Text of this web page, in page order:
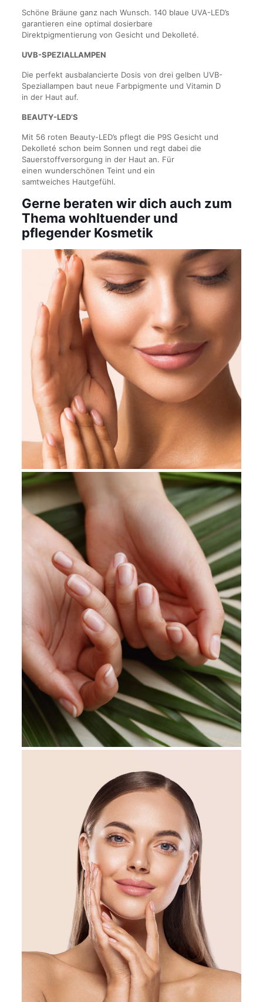
Schöne Bräune ganz nach Wunsch. 140 blaue UVA-LED’s
garantieren eine optimal dosierbare
Direktpigmentierung von Gesicht und Dekolleté.
UVB-SPEZIALLAMPEN
Die perfekt ausbalancierte Dosis von drei gelben UVB-
Speziallampen baut neue Farbpigmente und Vitamin D
in der Haut auf.
BEAUTY-LED’S
Mit 56 roten Beauty-LED’s pflegt die P9S Gesicht und
Dekolleté schon beim Sonnen und regt dabei die
Sauerstoffversorgung in der Haut an. Für
einen wunderschönen Teint und ein
samtweiches Hautgefühl.
Gerne beraten wir dich auch zum
Thema wohltuender und
pflegender Kosmetik